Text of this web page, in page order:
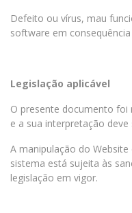
Defeito ou vírus, mau
software em
Legislação aplicável
O presente documento foi
e a sua interpretação
A manipulação do
sistema está sujeita às
legislação em vigor.